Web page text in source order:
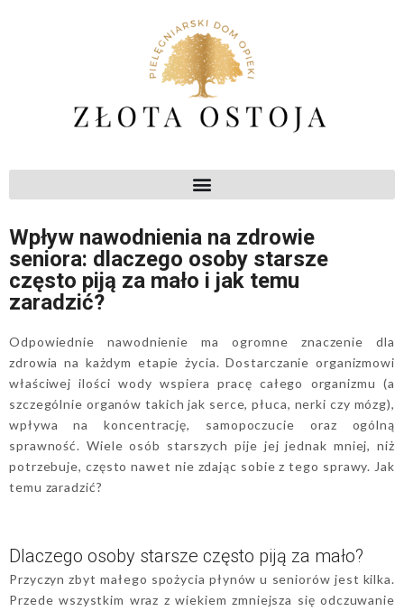
Wpływ nawodnienia na zdrowie
seniora: dlaczego osoby starsze
często piją za mało i jak temu
zaradzić?
Odpowiednie nawodnienie ma ogromne znaczenie dla
zdrowia na każdym etapie życia. Dostarczanie organizmowi
właściwej ilości wody wspiera pracę całego organizmu (a
szczególnie organów takich jak serce, płuca, nerki czy mózg),
wpływa na koncentrację, samopoczucie oraz ogólną
sprawność. Wiele osób starszych pije jej jednak mniej, niż
potrzebuje, często nawet nie zdając sobie z tego sprawy. Jak
temu zaradzić?
Dlaczego osoby starsze często piją za mało?
Przyczyn zbyt małego spożycia płynów u seniorów jest kilka.
Przede wszystkim wraz z wiekiem zmniejsza się odczuwanie